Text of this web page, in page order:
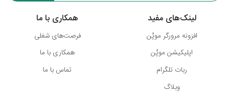
لینک‌های مفید
افزونه مرورگر موپُن
اپلیکیشن موپُن
ربات تلگرام
وبلاگ
همکاری با ما
فرصت‌های شغلی
همکاری با ما
تماس با ما